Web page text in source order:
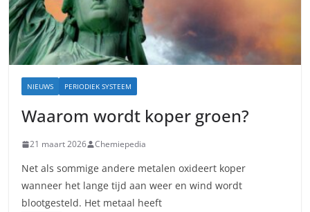
NIEUWS PERIODIEK SYSTEEM
Waarom wordt koper groen?
21 maart 2026 Chemiepedia
Net als sommige andere metalen oxideert koper
wanneer het lange tijd aan weer en wind wordt
blootgesteld. Het metaal heeft